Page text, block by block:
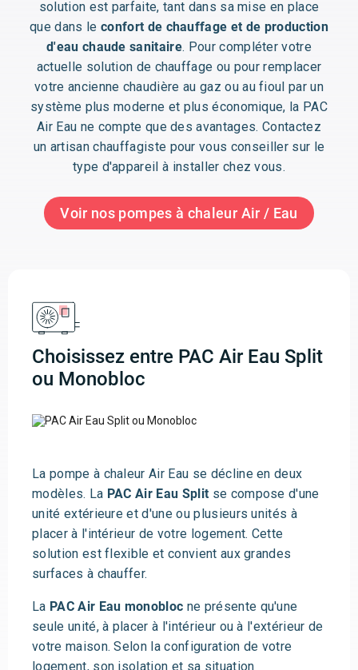
solution est parfaite, tant dans sa mise en place
que dans le confort de chauffage et de production
d'eau chaude sanitaire. Pour compléter votre
actuelle solution de chauffage ou pour remplacer
votre ancienne chaudière au gaz ou au fioul par un
système plus moderne et plus économique, la PAC
Air Eau ne compte que des avantages. Contactez
un artisan chauffagiste pour vous conseiller sur le
type d'appareil à installer chez vous.
Voir nos pompes à chaleur Air / Eau
Choisissez entre PAC Air Eau Split
ou Monobloc
La pompe à chaleur Air Eau se décline en deux
modèles. La PAC Air Eau Split se compose d'une
unité extérieure et d'une ou plusieurs unités à
placer à l'intérieur de votre logement. Cette
solution est flexible et convient aux grandes
surfaces à chauffer.
La PAC Air Eau monobloc ne présente qu'une
seule unité, à placer à l'intérieur ou à l'extérieur de
votre maison. Selon la configuration de votre
logement, son isolation et sa situation